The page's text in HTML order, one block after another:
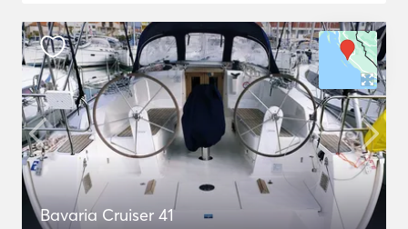
Bavaria Cruiser 41